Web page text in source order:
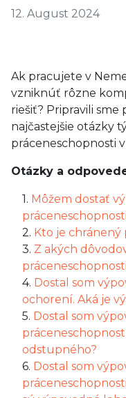
12. August 2024
Ak pracujete v
vzniknúť rôzne
riešiť? Pripravili sme
najčastejšie otázky
práceneschopnosti
Otázky a
1. Môžem dostať
2. Kto je
3. Z akých
4. Dostal som
ochorení. Aká je
5. Dostal som
odstupného?
6. Dostal som